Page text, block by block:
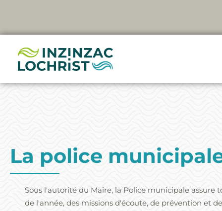
contenu
La police
Sous l'autorité du Maire, la Police municipale assure
de l'année, des missions d'écoute, de prévention et